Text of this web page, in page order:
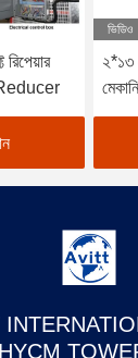
রিপেয়ার
Reducer
ভিডিও
২*১৩
রিপ্লে